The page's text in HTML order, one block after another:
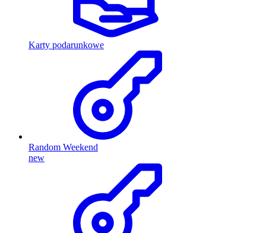
Karty podarunkowe
Random Weekend
new